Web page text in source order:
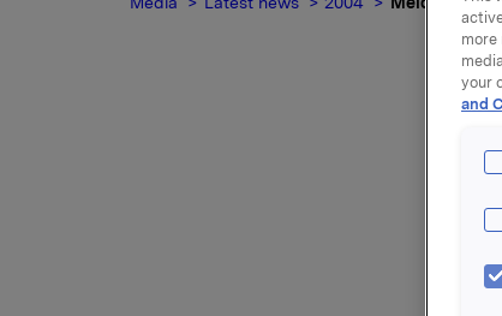
Ola
your
and